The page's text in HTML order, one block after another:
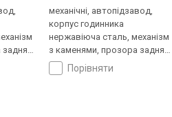
задня
механічні, автопідзавод,
корпус годинника
нержавіюча сталь, механізм
з каменями, прозора задня
кришка, ремінець: ремінець
шкіряний, WR 50, Швейцарія
порівняти